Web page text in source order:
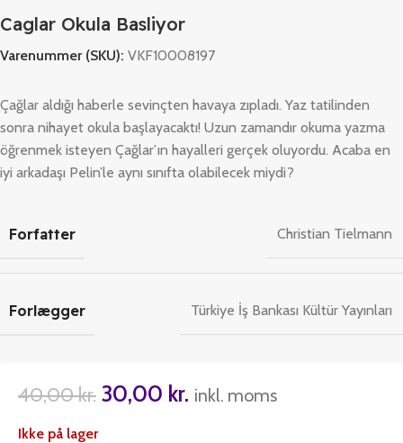
Caglar Okula Basliyor
Varenummer (SKU): VKF10008197
Çağlar aldığı haberle sevinçten havaya zıpladı. Yaz tatilinden
sonra nihayet okula başlayacaktı! Uzun zamandır okuma yazma
öğrenmek isteyen Çağlar’ın hayalleri gerçek oluyordu. Acaba en
iyi arkadaşı Pelin’le aynı sınıfta olabilecek miydi?
Forfatter Christian Tielmann
Forlægger Türkiye İş Bankası Kültür Yayınları
40,00kr. 30,00 kr. inkl. moms
Ikke på lager